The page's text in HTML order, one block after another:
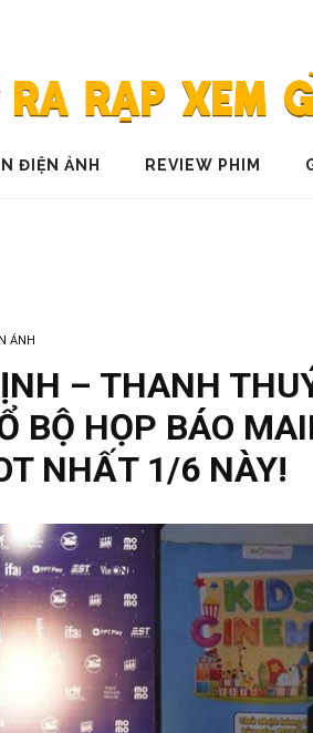
ĐIỆN ẢNH REVIEW PHIM
ẢNH
– THANH
BỘ HỌP BÁO
NHẤT 1/6 NÀY!